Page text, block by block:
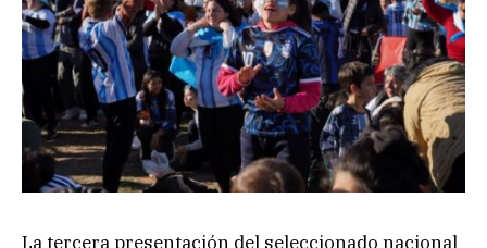
La tercera presentación del seleccionado nacional